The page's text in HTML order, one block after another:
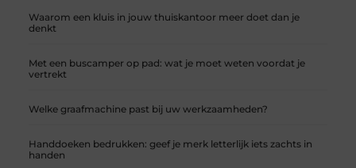
Waarom een kluis in jouw thuiskantoor meer doet dan je
denkt
Met een buscamper op pad: wat je moet weten voordat je
vertrekt
Welke graafmachine past bij uw werkzaamheden?
Handdoeken bedrukken: geef je merk letterlijk iets zachts in
handen